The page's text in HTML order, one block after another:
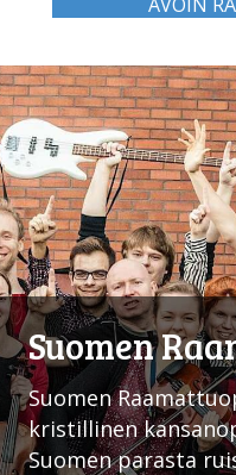
AVOIN
Suomen
Suomen
kristillinen
Suomen parasta